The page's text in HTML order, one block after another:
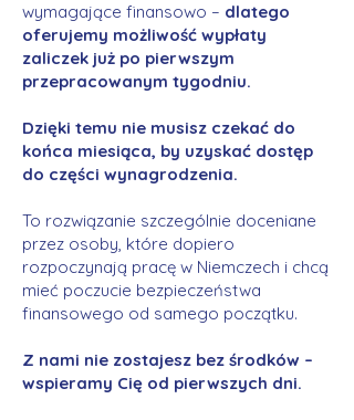
wymagające finansowo – dlatego
oferujemy możliwość wypłaty
zaliczek już po pierwszym
przepracowanym tygodniu.
Dzięki temu nie musisz czekać do
końca miesiąca, by uzyskać dostęp
do części wynagrodzenia.
To rozwiązanie szczególnie doceniane
przez osoby, które dopiero
rozpoczynają pracę w Niemczech i chcą
mieć poczucie bezpieczeństwa
finansowego od samego początku.
Z nami nie zostajesz bez środków –
wspieramy Cię od pierwszych dni.